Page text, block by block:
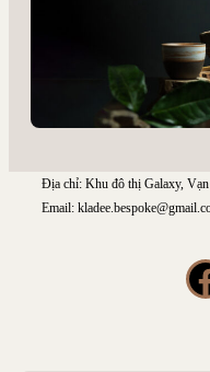
Địa chỉ: Khu đô thị Galaxy,
Email:
Facebook